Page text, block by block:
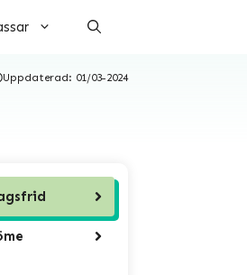
Uppdaterad: 01/03-2024